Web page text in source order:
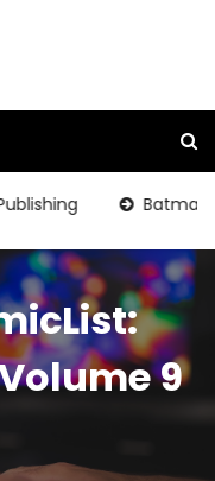
Batman: The
9